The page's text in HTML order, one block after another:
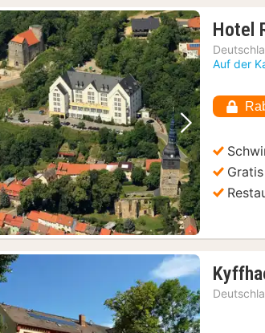
Vorheriges Bild Nächstes
Hotel
Auf der